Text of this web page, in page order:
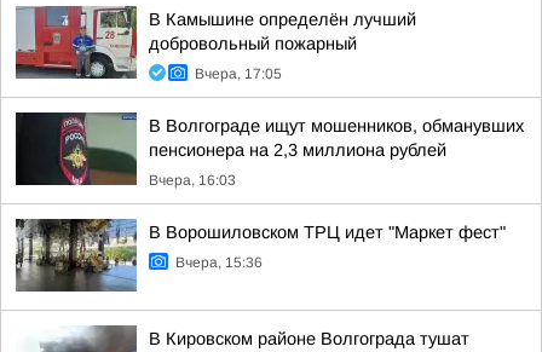
В Камышине определён лучший
добровольный пожарный
Вчера, 17:05
В Волгограде ищут мошенников, обманувших
пенсионера на 2,3 миллиона рублей
Вчера, 16:03
В Ворошиловском ТРЦ идет "Маркет фест"
Вчера, 15:36
В Кировском районе Волгограда тушат